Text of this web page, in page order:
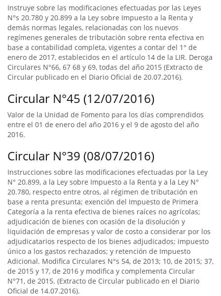
Instruye sobre las modificaciones efectuadas por las Leyes
N°s 20.780 y 20.899 a la Ley sobre Impuesto a la Renta y
demás normas legales, relacionadas con los nuevos
regímenes generales de tributación sobre renta efectiva en
base a contabilidad completa, vigentes a contar del 1° de
enero de 2017, establecidos en el artículo 14 de la LIR. Deroga
Circulares N°66, 67 68 y 69, todas del año 2015 (Extracto de
Circular publicado en el Diario Oficial de 20.07.2016).
Circular N°45 (12/07/2016)
Valor de la Unidad de Fomento para los días comprendidos
entre el 01 de enero del año 2016 y el 9 de agosto del año
2016.
Circular N°39 (08/07/2016)
Instrucciones sobre las modificaciones efectuadas por la Ley
N° 20.899, a la Ley sobre Impuesto a la Renta y a la Ley N°
20.780, respecto entre otros, al régimen de tributación en
base a renta presunta; exención del Impuesto de Primera
Categoría a la renta efectiva de bienes raíces no agrícolas;
adjudicación de bienes con ocasión de la disolución y
liquidación de empresas y valor de costo a considerar por los
adjudicatarios respecto de los bienes adjudicados; impuesto
único a los gastos rechazados; y retención de Impuesto
Adicional. Modifica Circulares N°s 54, de 2013; 10, de 2015; 37,
de 2015 y 17, de 2016 y modifica y complementa Circular
N°71, de 2015. (Extracto de Circular publicado en el Diario
Oficial de 14.07.2016).